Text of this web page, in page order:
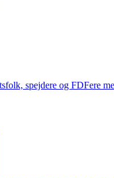
spejdere og FDFere